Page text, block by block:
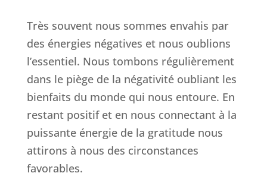
Très souvent nous sommes envahis par
des énergies négatives et nous oublions
l’essentiel. Nous tombons régulièrement
dans le piège de la négativité oubliant les
bienfaits du monde qui nous entoure. En
restant positif et en nous connectant à la
puissante énergie de la gratitude nous
attirons à nous des circonstances
favorables.